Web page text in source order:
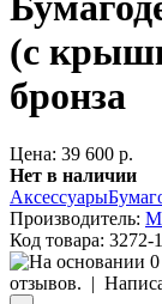
(с
бронза
Цена: 39 600 р.
Нет в наличии
Аксессуары
Производитель:
Код товара: 3272-
отзывов. |